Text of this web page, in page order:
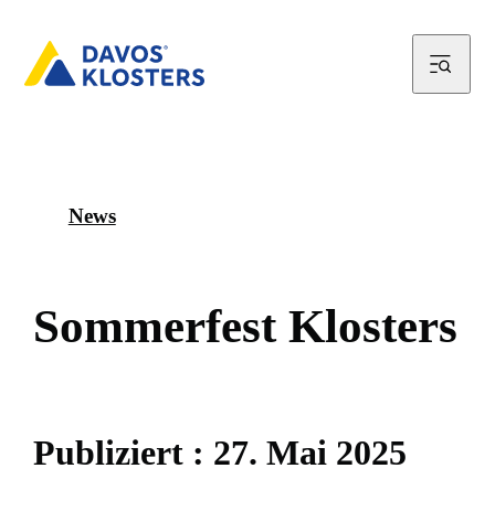
News
Sommerfest Klosters
Publiziert : 27. Mai 2025